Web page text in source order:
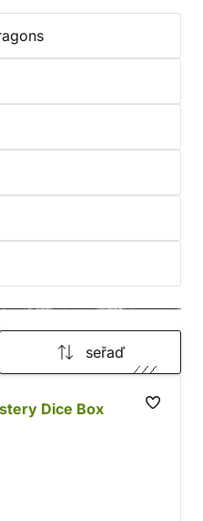
hrdiny
Mytago RPG.
seřaď
Dice Box